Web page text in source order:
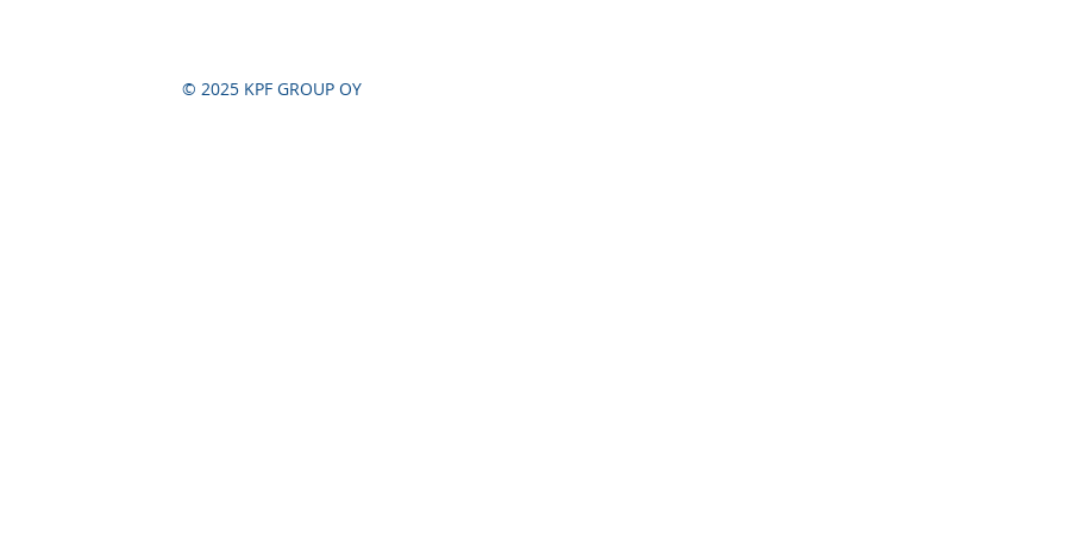
© 2025 KPF GROUP OY